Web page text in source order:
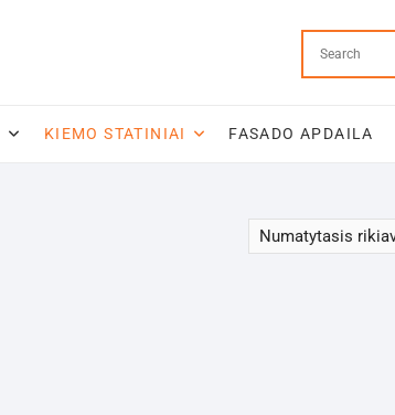
KIEMO STATINIAI FASADO APDAILA